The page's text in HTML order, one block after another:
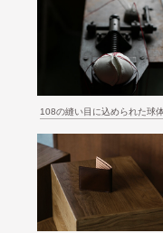
108の縫い目に込められた球